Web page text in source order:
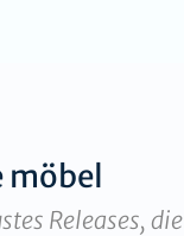
möbel
Releases, die